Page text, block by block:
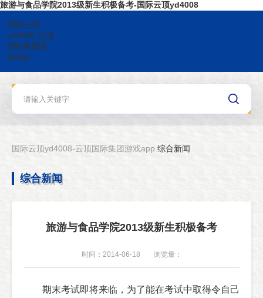
旅游与食品学院2013级新生积极备考-国际云顶yd4008
国际云顶
yd4008-云顶
国际集团游
戏app
国际云顶yd4008-云顶国际集团游戏app 综合新闻
综合新闻
旅游与食品学院2013级新生积极备考
时间：2014-06-18 浏览量：
期末考试即将来临，为了能在考试中取得令自己